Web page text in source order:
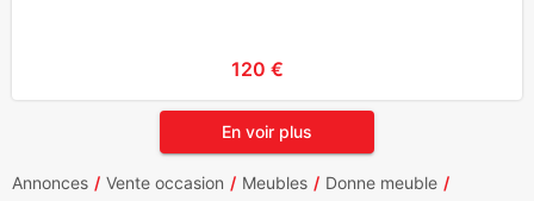
120 €
En voir plus
Annonces Vente occasion Meubles
Donne meuble